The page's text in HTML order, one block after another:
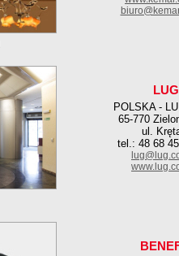
LUG
POLSKA -
65-770
ul.
tel.: 48 68